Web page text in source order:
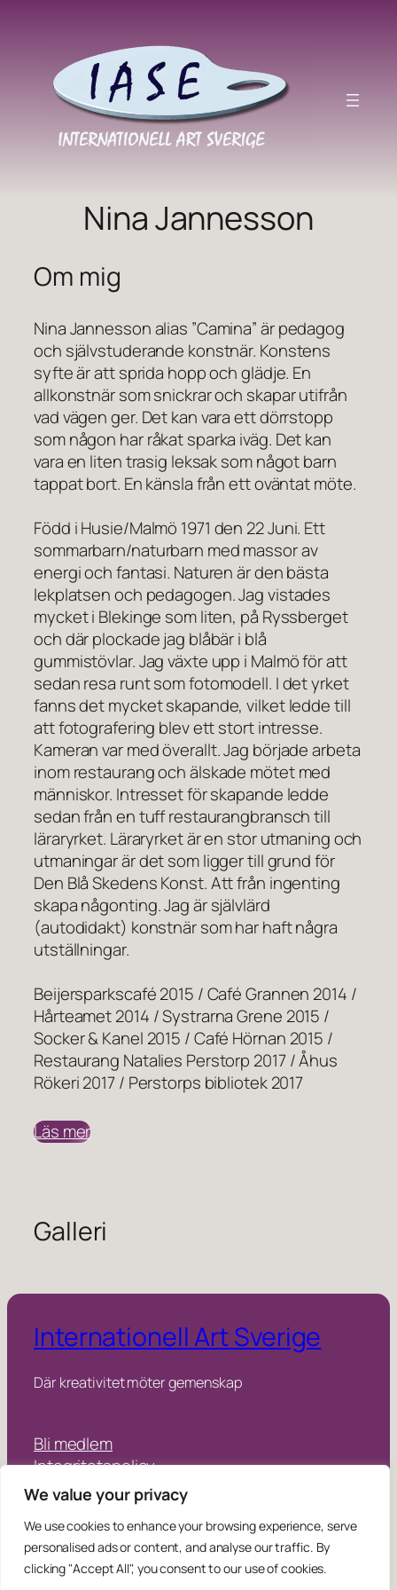
We value your privacy
We use cookies to enhance your browsing experience, serve
personalised ads or content, and analyse our traffic. By
clicking "Accept All", you consent to our use of cookies.
innehåll
Nina Jannesson
Om mig
Nina Jannesson alias ”Camina” är pedagog
och självstuderande konstnär. Konstens
syfte är att sprida hopp och glädje. En
allkonstnär som snickrar och skapar utifrån
vad vägen ger. Det kan vara ett dörrstopp
som någon har råkat sparka iväg. Det kan
vara en liten trasig leksak som något barn
tappat bort. En känsla från ett oväntat möte.
Född i Husie/Malmö 1971 den 22 Juni. Ett
sommarbarn/naturbarn med massor av
energi och fantasi. Naturen är den bästa
lekplatsen och pedagogen. Jag vistades
mycket i Blekinge som liten, på Ryssberget
och där plockade jag blåbär i blå
gummistövlar. Jag växte upp i Malmö för att
sedan resa runt som fotomodell. I det yrket
fanns det mycket skapande, vilket ledde till
att fotografering blev ett stort intresse.
Kameran var med överallt. Jag började arbeta
inom restaurang och älskade mötet med
människor. Intresset för skapande ledde
sedan från en tuff restaurangbransch till
läraryrket. Läraryrket är en stor utmaning och
utmaningar är det som ligger till grund för
Den Blå Skedens Konst. Att från ingenting
skapa någonting. Jag är självlärd
(autodidakt) konstnär som har haft några
utställningar.
Beijersparkscafé 2015 / Café Grannen 2014 /
Hårteamet 2014 / Systrarna Grene 2015 /
Socker & Kanel 2015 / Café Hörnan 2015 /
Restaurang Natalies Perstorp 2017 / Åhus
Rökeri 2017 / Perstorps bibliotek 2017
Läs mer
Galleri
Internationell Art Sverige
Där kreativitet möter gemenskap
Bli medlem
Integritetspolicy
Instagram
Facebook
Copyright © 2025 – 2026 info@iase